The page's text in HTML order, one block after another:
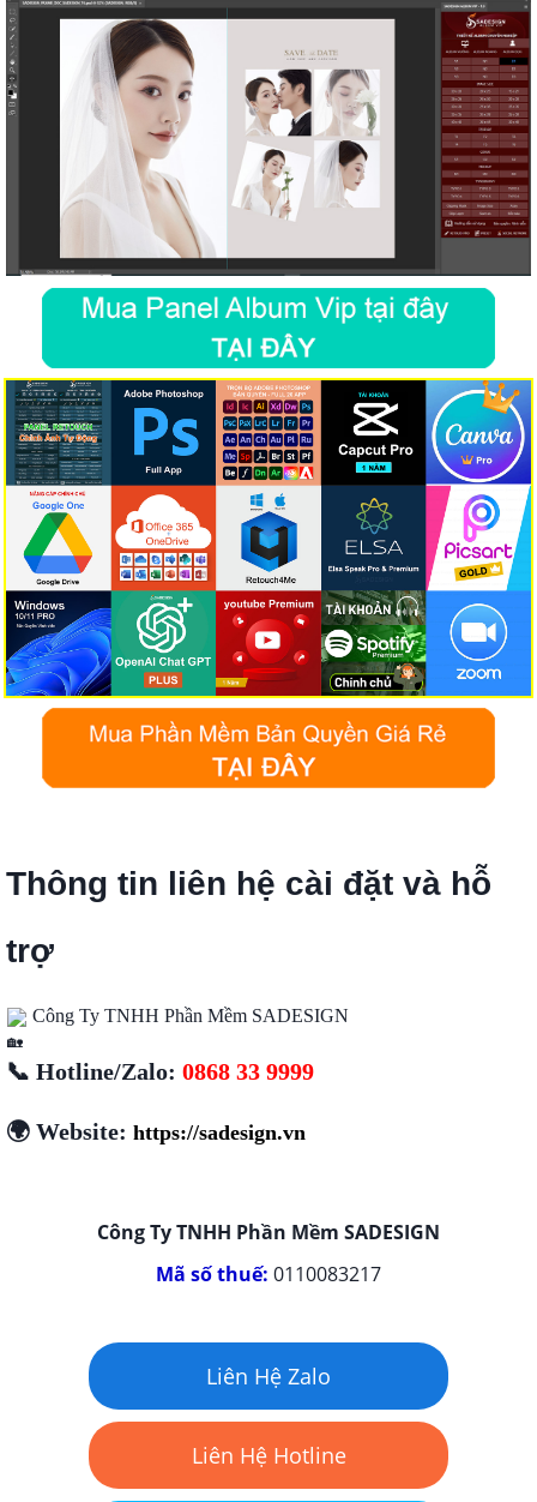
Thông tin liên hệ cài đặt và hỗ
trợ
Công Ty TNHH Phần Mềm SADESIGN
📞 Hotline/Zalo: 0868 33 9999
🌍 Website: https://sadesign.vn
Công Ty TNHH Phần Mềm SADESIGN
Mã số thuế: 0110083217
Liên Hệ Zalo
Liên Hệ Hotline